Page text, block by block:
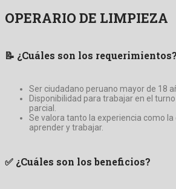
OPERARIO DE LIMPIEZA
📝 ¿Cuáles son los requerimientos?
Ser ciudadano peruano mayor de 18
Disponibilidad para trabajar en el
parcial.
Se valora tanto la experiencia como la
aprender y trabajar.
✅ ¿Cuáles son los beneficios?